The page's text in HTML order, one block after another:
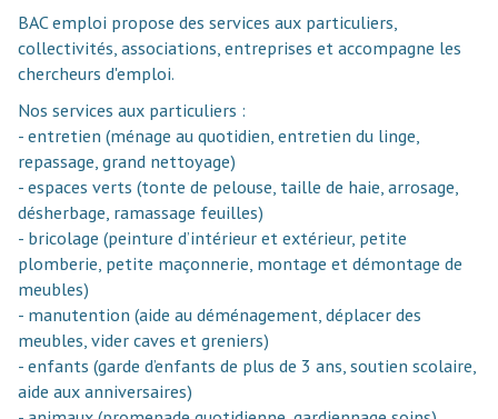
BAC emploi propose des services aux particuliers,
collectivités, associations, entreprises et accompagne les
chercheurs d'emploi.
Nos services aux particuliers :
- entretien (ménage au quotidien, entretien du linge,
repassage, grand nettoyage)
- espaces verts (tonte de pelouse, taille de haie, arrosage,
désherbage, ramassage feuilles)
- bricolage (peinture d’intérieur et extérieur, petite
plomberie, petite maçonnerie, montage et démontage de
meubles)
- manutention (aide au déménagement, déplacer des
meubles, vider caves et greniers)
- enfants (garde d’enfants de plus de 3 ans, soutien scolaire,
aide aux anniversaires)